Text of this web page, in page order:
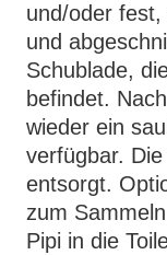
und/oder
und
Schublade,
befindet.
wieder ein
verfügbar. Die
entsorgt.
zum
Pipi in die